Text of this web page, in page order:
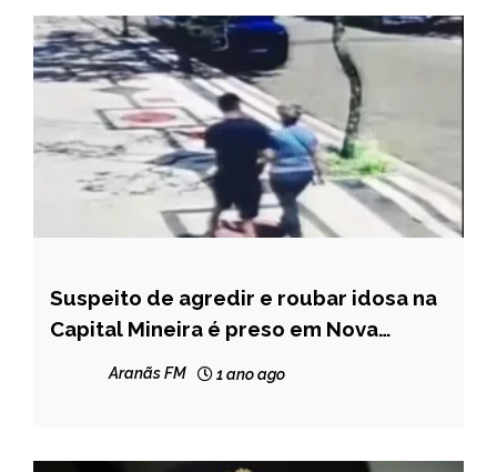
MINAS
GERAIS
NOTÍCIAS
Suspeito de agredir e roubar idosa na
Capital Mineira é preso em Nova
Aranãs FM 1 ano ago